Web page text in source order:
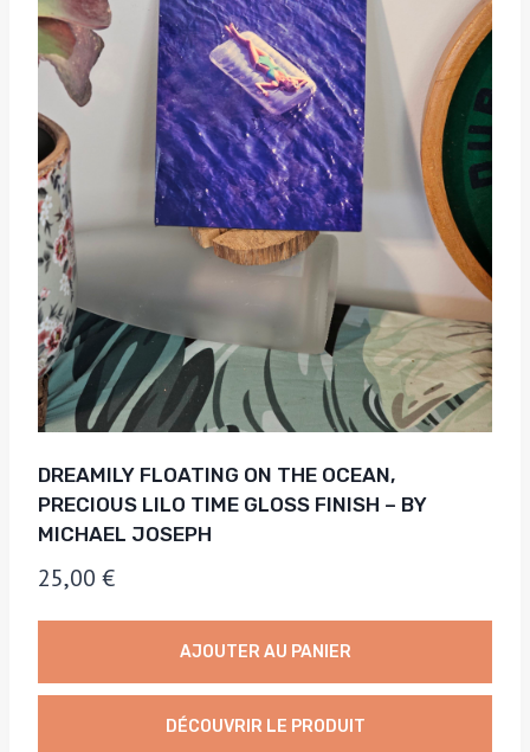
DREAMILY FLOATING ON THE OCEAN,
PRECIOUS LILO TIME GLOSS FINISH – BY
MICHAEL JOSEPH
25,00 €
AJOUTER AU PANIER
DÉCOUVRIR LE PRODUIT